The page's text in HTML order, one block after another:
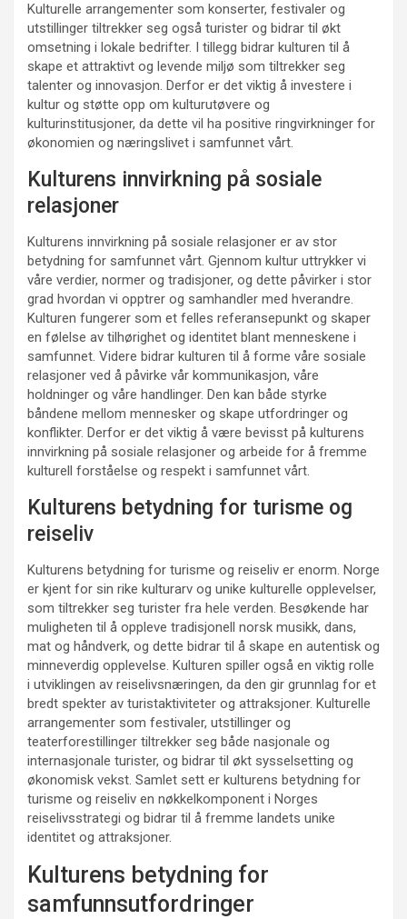
Kulturelle arrangementer som konserter, festivaler og
utstillinger tiltrekker seg også turister og bidrar til økt
omsetning i lokale bedrifter. I tillegg bidrar kulturen til å
skape et attraktivt og levende miljø som tiltrekker seg
talenter og innovasjon. Derfor er det viktig å investere i
kultur og støtte opp om kulturutøvere og
kulturinstitusjoner, da dette vil ha positive ringvirkninger for
økonomien og næringslivet i samfunnet vårt.
Kulturens innvirkning på sosiale
relasjoner
Kulturens innvirkning på sosiale relasjoner er av stor
betydning for samfunnet vårt. Gjennom kultur uttrykker vi
våre verdier, normer og tradisjoner, og dette påvirker i stor
grad hvordan vi opptrer og samhandler med hverandre.
Kulturen fungerer som et felles referansepunkt og skaper
en følelse av tilhørighet og identitet blant menneskene i
samfunnet. Videre bidrar kulturen til å forme våre sosiale
relasjoner ved å påvirke vår kommunikasjon, våre
holdninger og våre handlinger. Den kan både styrke
båndene mellom mennesker og skape utfordringer og
konflikter. Derfor er det viktig å være bevisst på kulturens
innvirkning på sosiale relasjoner og arbeide for å fremme
kulturell forståelse og respekt i samfunnet vårt.
Kulturens betydning for turisme og
reiseliv
Kulturens betydning for turisme og reiseliv er enorm. Norge
er kjent for sin rike kulturarv og unike kulturelle opplevelser,
som tiltrekker seg turister fra hele verden. Besøkende har
muligheten til å oppleve tradisjonell norsk musikk, dans,
mat og håndverk, og dette bidrar til å skape en autentisk og
minneverdig opplevelse. Kulturen spiller også en viktig rolle
i utviklingen av reiselivsnæringen, da den gir grunnlag for et
bredt spekter av turistaktiviteter og attraksjoner. Kulturelle
arrangementer som festivaler, utstillinger og
teaterforestillinger tiltrekker seg både nasjonale og
internasjonale turister, og bidrar til økt sysselsetting og
økonomisk vekst. Samlet sett er kulturens betydning for
turisme og reiseliv en nøkkelkomponent i Norges
reiselivsstrategi og bidrar til å fremme landets unike
identitet og attraksjoner.
Kulturens betydning for
samfunnsutfordringer